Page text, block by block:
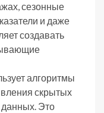
сезонные
и даже
создавать
алгоритмы
скрытых
данных. Это